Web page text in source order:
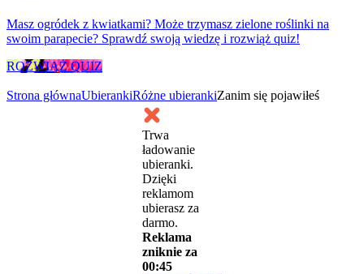
Masz ogródek z kwiatkami? Może trzymasz zielone roślinki na
swoim parapecie? Sprawdź swoją wiedzę i rozwiąż quiz!
ROZWIĄŻ QUIZ
Strona głównaUbierankiRóżne ubierankiZanim się pojawiłeś
Trwa
ładowanie
ubieranki.
Dzięki
reklamom
ubierasz za
darmo.
Reklama
zniknie za
00:45